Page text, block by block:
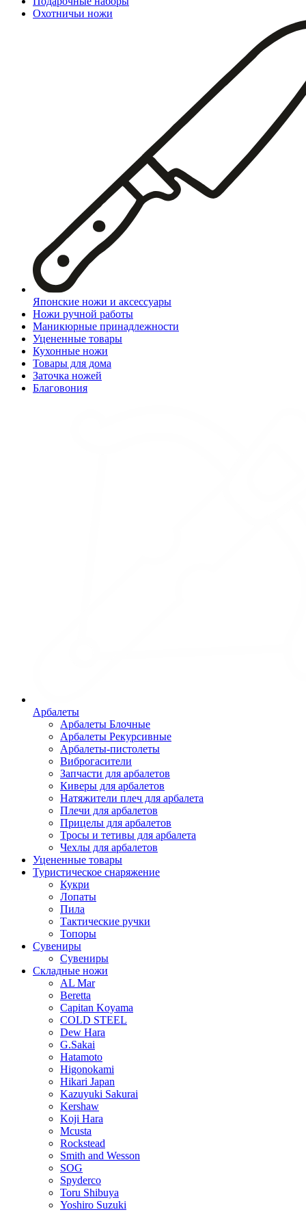
Охотничьи ножи
Японские ножи и аксессуары
Ножи ручной работы
Маникюрные принадлежности
Уцененные товары
Кухонные ножи
Товары для дома
Заточка ножей
Благовония
Арбалеты
Арбалеты Блочные
Арбалеты Рекурсивные
Арбалеты-пистолеты
Виброгасители
Запчасти для арбалетов
Киверы для арбалетов
Натяжители плеч для арбалета
Плечи для арбалетов
Прицелы для арбалетов
Тросы и тетивы для арбалета
Чехлы для арбалетов
Уцененные товары
Туристическое снаряжение
Кукри
Лопаты
Пила
Тактические ручки
Топоры
Сувениры
Сувениры
Складные ножи
AL Mar
Beretta
Capitan Koyama
COLD STEEL
Dew Hara
G.Sakai
Hatamoto
Higonokami
Hikari Japan
Kazuyuki Sakurai
Kershaw
Koji Hara
Mcusta
Rockstead
Smith and Wesson
SOG
Spyderco
Toru Shibuya
Yoshiro Suzuki